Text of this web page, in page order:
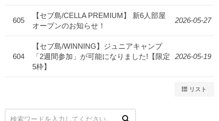
605
【セブ島/CELLA PREMIUM】 新6人部屋
オープンのお知らせ！
2026-05-27
604
【セブ島/WINNING】ジュニアキャンプ
「2週間参加」が可能になりました!【限定
5枠】
2026-05-19
リスト